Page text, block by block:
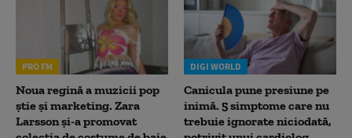
PRO FM
Noua regină a muzicii pop
știe și marketing. Zara
Larsson și-a promovat
DIGI WORLD
Canicula pune presiune pe
inimă. 5 simptome care nu
trebuie ignorate niciodată,